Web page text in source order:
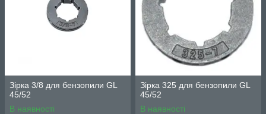
Зірка 3/8 для бензопили GL
45/52
В наявності
Зірка 325 для бензопили GL
45/52
В наявності